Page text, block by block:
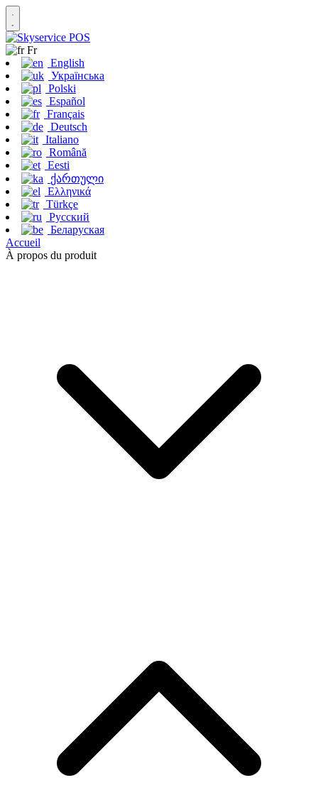
Fr
English
Українська
Polski
Español
Français
Deutsch
Italiano
Română
Eesti
ქართული
Ελληνικά
Türkçe
Русский
Беларуская
Accueil
À propos du produit